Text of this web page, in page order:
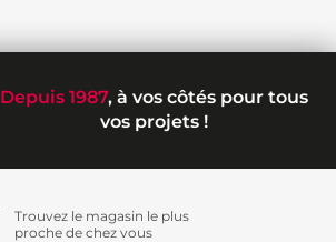
Depuis 1987, à vos côtés pour tous
vos projets !
Trouvez le magasin le plus
proche de chez vous